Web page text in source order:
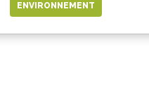
ENVIRONNEMENT